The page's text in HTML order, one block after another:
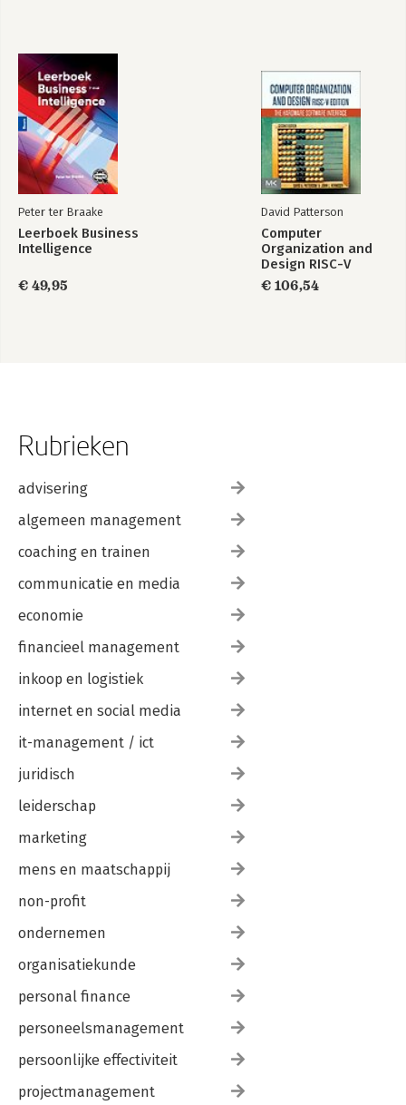
Peter ter Braake
Leerboek Business
Intelligence
€ 49,95
David Patterson
Computer
Organization and
Design RISC-V
Edition
€ 106,54
Rubrieken
advisering
algemeen management
coaching en trainen
communicatie en media
economie
financieel management
inkoop en logistiek
internet en social media
it-management / ict
juridisch
leiderschap
marketing
mens en maatschappij
non-profit
ondernemen
organisatiekunde
personal finance
personeelsmanagement
persoonlijke effectiviteit
projectmanagement